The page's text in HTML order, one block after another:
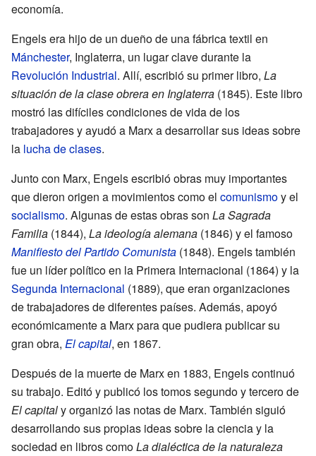
economía.
Engels era hijo de un dueño de una fábrica textil en
Mánchester, Inglaterra, un lugar clave durante la
Revolución Industrial. Allí, escribió su primer libro, La
situación de la clase obrera en Inglaterra (1845). Este libro
mostró las difíciles condiciones de vida de los
trabajadores y ayudó a Marx a desarrollar sus ideas sobre
la lucha de clases.
Junto con Marx, Engels escribió obras muy importantes
que dieron origen a movimientos como el comunismoy el
socialismo. Algunas de estas obras son La Sagrada
Familia (1844), La ideología alemana (1846) y el famoso
Manifiesto del Partido Comunista (1848). Engels también
fue un líder político en la Primera Internacional (1864) y la
Segunda Internacional (1889), que eran organizaciones
de trabajadores de diferentes países. Además, apoyó
económicamente a Marx para que pudiera publicar su
gran obra, El capital, en 1867.
Después de la muerte de Marx en 1883, Engels continuó
su trabajo. Editó y publicó los tomos segundo y tercero de
El capitaly organizó las notas de Marx. También siguió
desarrollando sus propias ideas sobre la ciencia y la
sociedad en libros comoLa dialéctica de la naturaleza